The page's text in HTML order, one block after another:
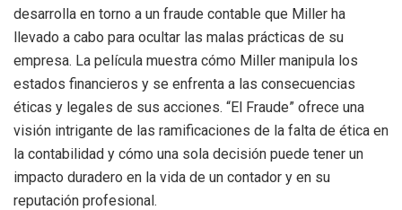
desarrolla en torno a un fraude contable que Miller ha
llevado a cabo para ocultar las malas prácticas de su
empresa. La película muestra cómo Miller manipula los
estados financieros y se enfrenta a las consecuencias
éticas y legales de sus acciones. “El Fraude” ofrece una
visión intrigante de las ramificaciones de la falta de ética en
la contabilidad y cómo una sola decisión puede tener un
impacto duradero en la vida de un contador y en su
reputación profesional.